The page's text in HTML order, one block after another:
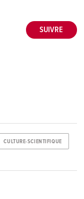
CULTURE-SCIENTIFIQUE